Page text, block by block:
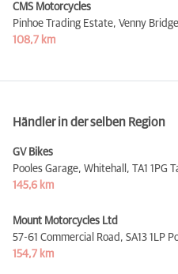
CMS Motorcycles
Pinhoe Trading Estate, Venny
108,7 km
Händler in der selben Region
GV Bikes
Pooles Garage, Whitehall, TA1 1PG
145,6 km
Mount Motorcycles Ltd
57-61 Commercial Road, SA13 1LP
154,7 km